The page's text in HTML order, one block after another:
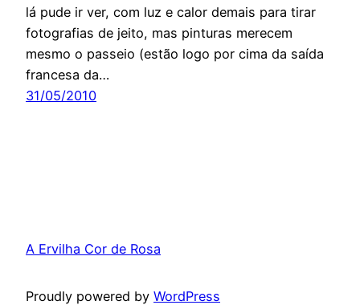
lá pude ir ver, com luz e calor demais para tirar
fotografias de jeito, mas pinturas merecem
mesmo o passeio (estão logo por cima da saída
francesa da…
31/05/2010
A Ervilha Cor de Rosa
Proudly powered by WordPress